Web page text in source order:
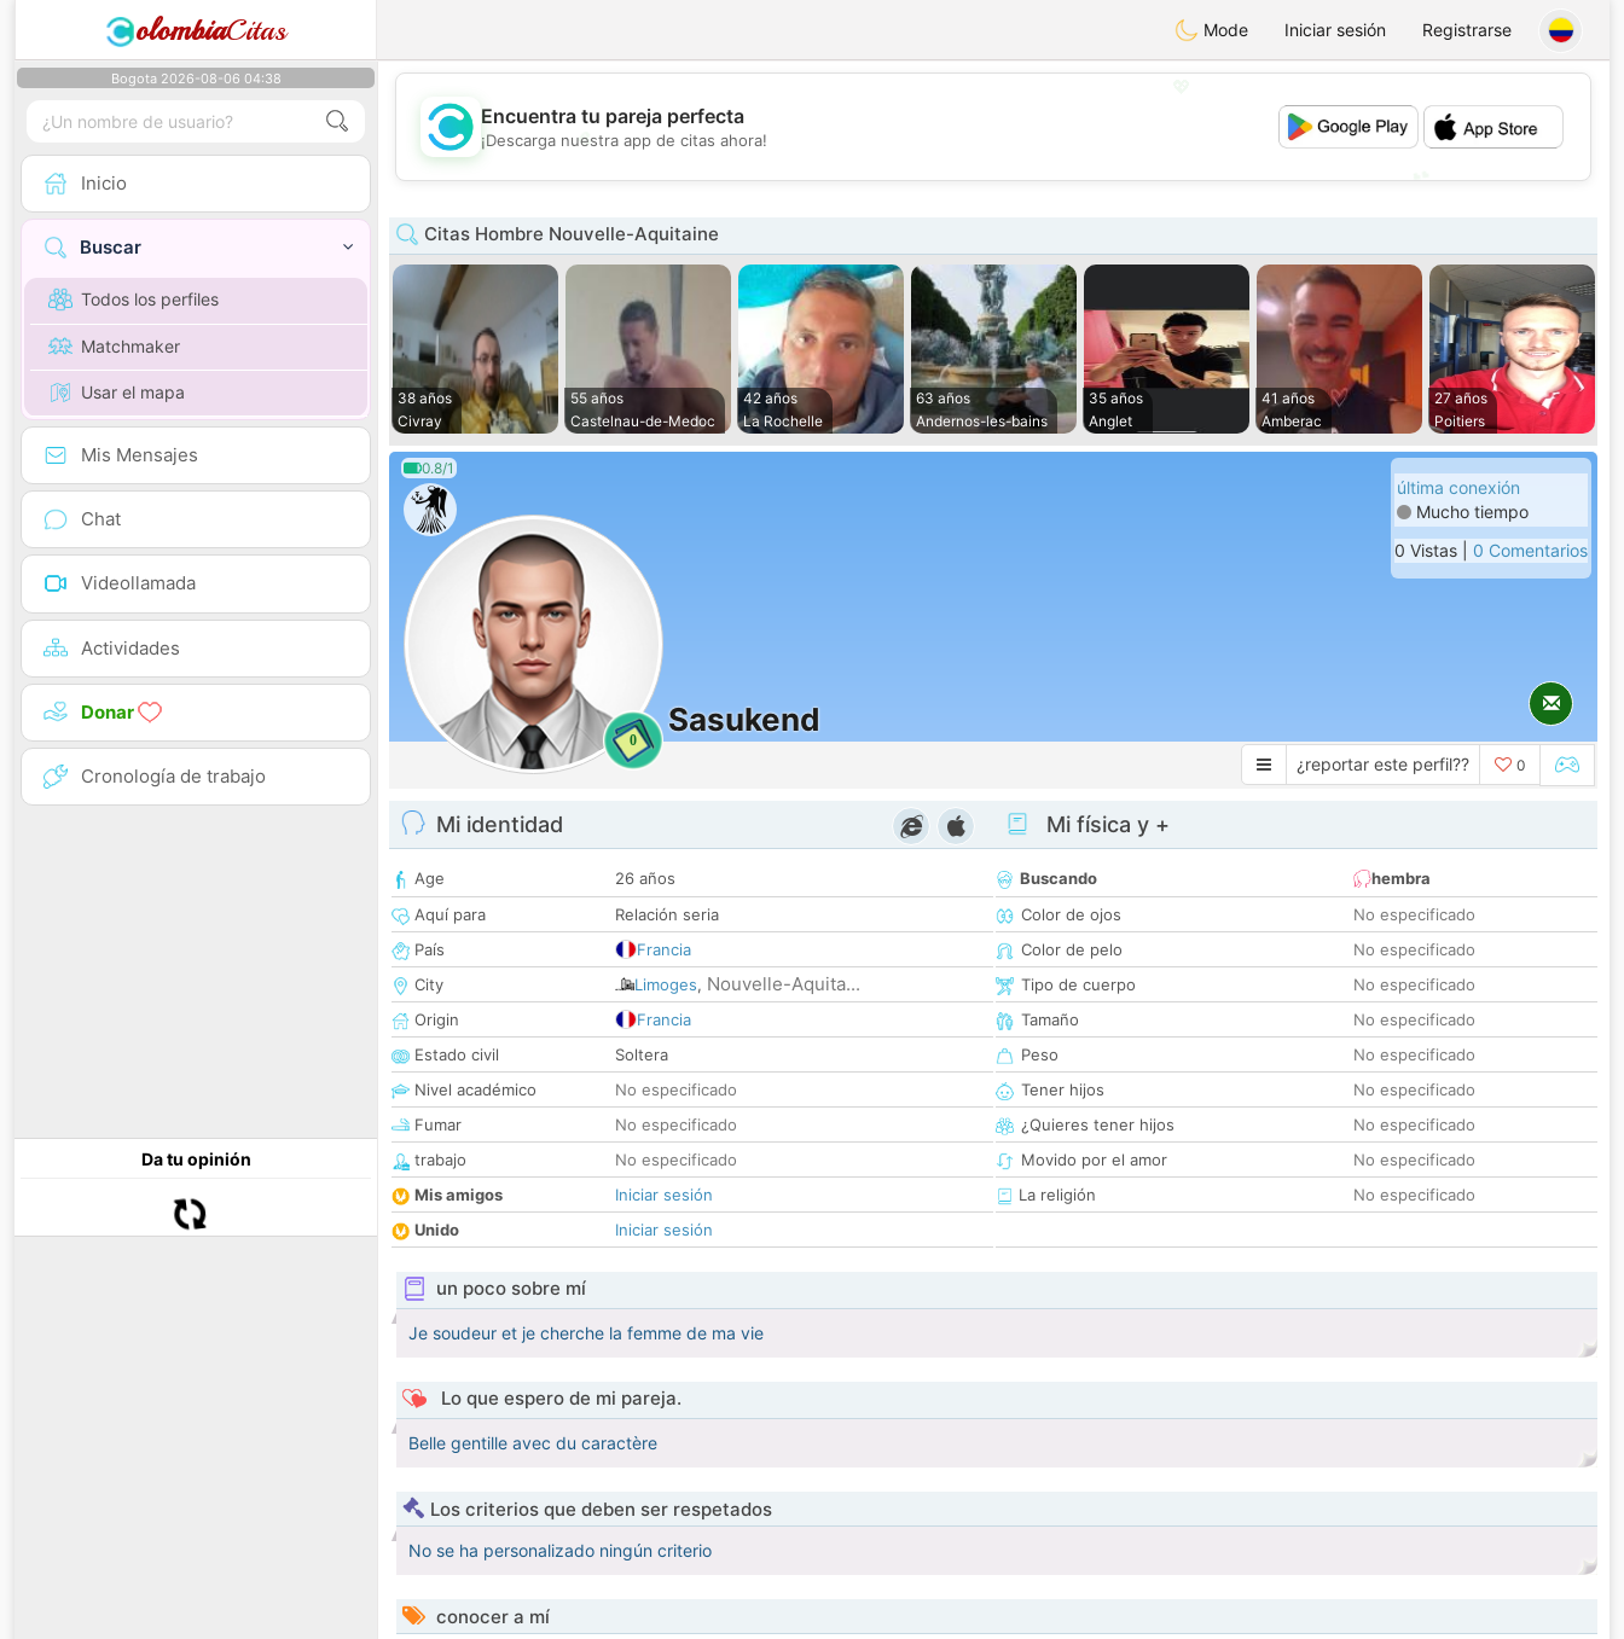
olombiaCitas Mode Iniciar sesión Registrarse
Bogota 2026-08-06 04:38
Inicio
Buscar
Todos los perfiles
Matchmaker
Usar el mapa
Mis Mensajes
Chat
Videollamada
Actividades
Donar
Cronología de trabajo
Da tu opinión
💖
💕
Encuentra tu pareja perfecta
¡Descarga nuestra app de citas ahora!
Citas Hombre Nouvelle-Aquitaine
38 años
Civray
55 años
Castelnau-de-Medoc
42 años
La Rochelle
63 años
Andernos-les-bains
35 años
Anglet
41 años
Amberac
27 años
Poitiers
0.8/1
0
Sasukend
última conexión
Mucho tiempo
0 Vistas | 0 Comentarios
¿reportar este perfil?? 0
Mi identidad
Age
26 años
Aquí para
Relación seria
País
Francia
City
Limoges, Nouvelle-Aquita...
Origin
Francia
Estado civil
Soltera
Nivel académico
No especificado
Fumar
No especificado
trabajo
No especificado
Mis amigos
Iniciar sesión
Unido
Iniciar sesión
Mi física y +
Buscando
hembra
Color de ojos
No especificado
Color de pelo
No especificado
Tipo de cuerpo
No especificado
Tamaño
No especificado
Peso
No especificado
Tener hijos
No especificado
¿Quieres tener hijos
No especificado
Movido por el amor
No especificado
La religión
No especificado
un poco sobre mí
Je soudeur et je cherche la femme de ma vie
Lo que espero de mi pareja.
Belle gentille avec du caractère
Los criterios que deben ser respetados
No se ha personalizado ningún criterio
conocer a mí